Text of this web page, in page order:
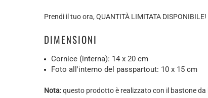
Prendi il tuo ora, QUANTITÀ LIMITATA DISPONIBILE!
DIMENSIONI
Cornice (interna): 14 x 20 cm
Foto all'interno del passpartout: 10 x 15 cm
Nota:questo prodotto è realizzato con il bastone